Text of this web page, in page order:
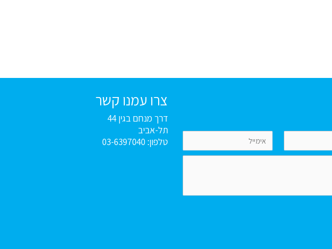
צרו עמנו קשר
דרך מנחם בגין 44
תל-אביב
טלפון: 03-6397040